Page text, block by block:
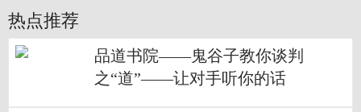
热点推荐
品道书院——鬼谷子教你谈判
之“道”——让对手听你的话